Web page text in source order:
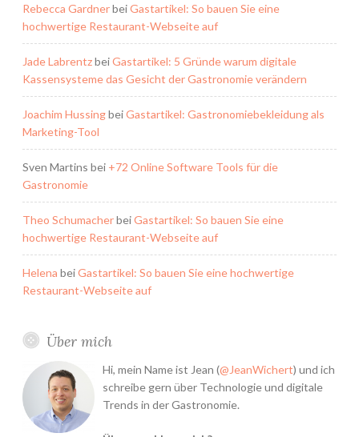
Rebecca GardnerbeiGastartikel: So bauen Sie eine
hochwertige Restaurant-Webseite auf
Jade LabrentzbeiGastartikel: 5 Gründe warum digitale
Kassensysteme das Gesicht der Gastronomie verändern
Joachim HussingbeiGastartikel: Gastronomiebekleidung als
Marketing-Tool
Sven Martins bei +72 Online Software Tools für die
Gastronomie
Theo SchumacherbeiGastartikel: So bauen Sie eine
hochwertige Restaurant-Webseite auf
Helena beiGastartikel: So bauen Sie eine hochwertige
Restaurant-Webseite auf
Über mich
Hi, mein Name ist Jean (@JeanWichert) und ich
schreibe gern über Technologie und digitale
Trends in der Gastronomie.